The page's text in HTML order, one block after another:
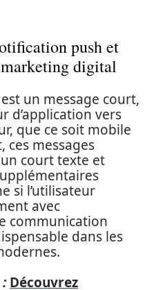
push et
digital
est un message court,
d’application vers
que ce soit mobile
ces messages
court texte et
si l’utilisateur
avec
communication
dans les
Découvrez